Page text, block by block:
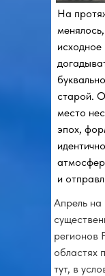
Апрель на
регионов
областях
тут, в
На
старой.
место
эпох,
и